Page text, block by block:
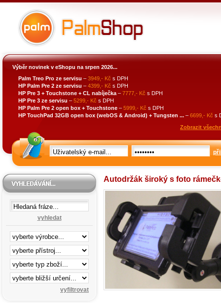
Výběr novinek v eShopu na srpen 2026...
Palm Treo Pro ze servisu – 3949,- Kč s DPH
HP Palm Pre 2 ze servisu – 4399,- Kč s DPH
HP Pre 3 + Touchstone + CL nabíječka – 7777,- Kč s DPH
HP Pre 3 ze servisu – 5299,- Kč s DPH
HP Palm Pre 2 open box + Touchstone – 5999,- Kč s DPH
HP TouchPad 32GB open box (webOS & Android) + Tungsten ... – 6699,- Kč s
Zobrazit
vyhledat
Autodržák široký s foto